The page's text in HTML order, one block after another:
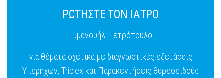
ΡΩΤΗΣΤΕ ΤΟΝ ΙΑΤΡΟ
Εμμανουήλ Πετρόπουλο
για θέματα σχετικά με διαγνωστικές εξετάσεις
Υπερήχων, Triplex και Παρακεντήσεις θυρεοειδούς